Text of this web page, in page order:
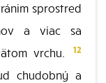
sprostred
a viac sa
vrchu.
12
chudobný a